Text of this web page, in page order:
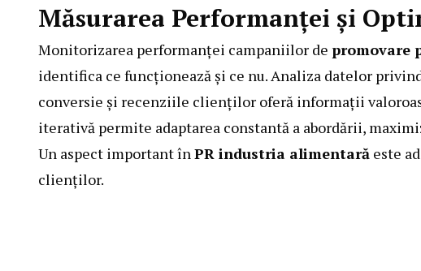
Măsurarea Performanței și
Monitorizarea performanței campaniilor de promovare
identifica ce funcționează și ce nu. Analiza datelor
conversie și recenziile clienților oferă informații
iterativă permite adaptarea constantă a abordării,
Un aspect important înPR industria alimentară este
clienților.